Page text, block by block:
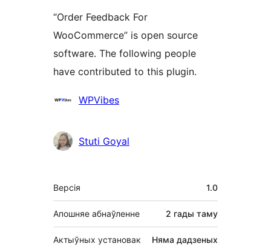
“Order Feedback For
WooCommerce” is open source
software. The following people
have contributed to this plugin.
Удзельнікі
WPVibes
Stuti Goyal
Мета
Версія 1.0
Апошняе абнаўленне 2 гады таму
Актыўных установак Няма дадзеных